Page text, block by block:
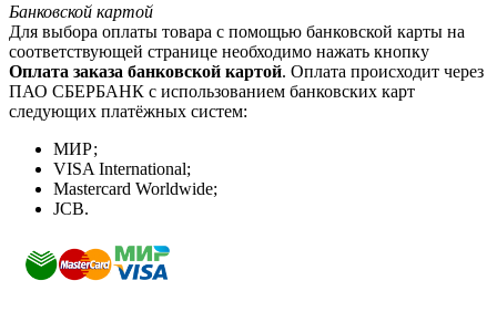
Банковской картой
Для выбора оплаты товара с помощью банковской карты на
соответствующей странице необходимо нажать кнопку
Оплата заказа банковской картой. Оплата происходит через
ПАО СБЕРБАНК с использованием банковских карт
следующих платёжных систем:
МИР;
VISA International;
Mastercard Worldwide;
JCB.